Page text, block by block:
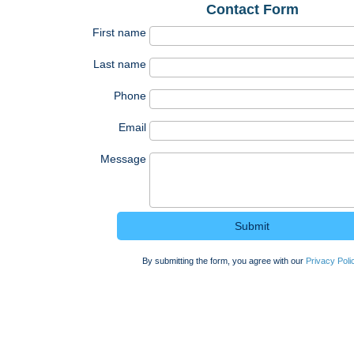
Contact Form
First name
Last name
Phone
Email
Message
By submitting the form, you agree with our Privacy